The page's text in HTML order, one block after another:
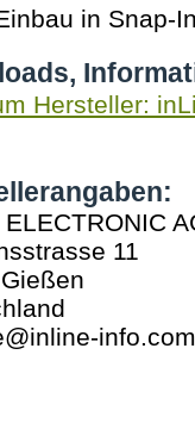
in Snap-
Hersteller:
ELECTRONIC
11
info.com